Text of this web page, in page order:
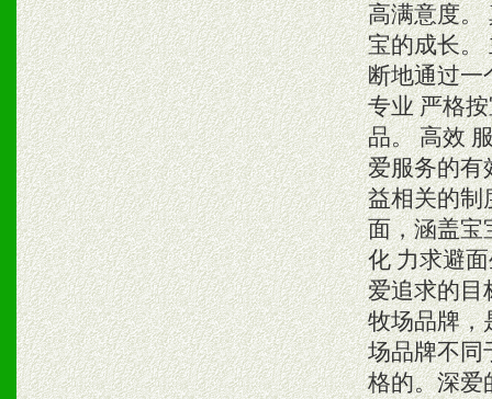
高满意度。
宝的成长。
断地通过一
专业 严格
品。 高效
爱服务的有
益相关的制
面，涵盖宝
化 力求避
爱追求的目
牧场品牌，
场品牌不同
格的。深爱